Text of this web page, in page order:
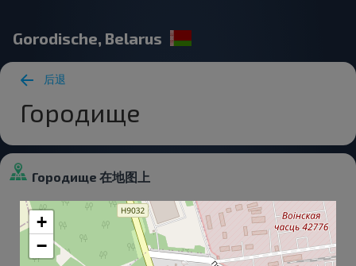
Gorodische, Belarus
后退
Городище
Городище 在地图上
+
−